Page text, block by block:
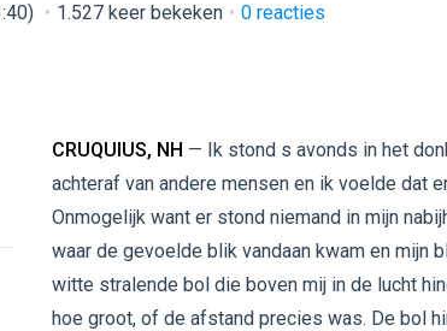
1.527 keer bekeken 0 reacties
CRUQUIUS, NH — Ik stond s avonds in het
achteraf van andere mensen en ik voelde dat
Onmogelijk want er stond niemand in mijn
waar de gevoelde blik vandaan kwam en mijn
witte stralende bol die boven mij in de lucht
hoe groot, of de afstand precies was. De bol